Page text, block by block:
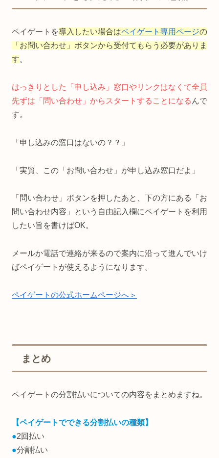
ペイゲートを導入したい場合はペイゲート専用ページの
「お問い合わせ」ボタンから受付てもらう必要がありま
す。
はっきりとした「申し込み」窓口やリンクはなくて全員
先ずは「問い合わせ」からスタートすることになる んで
す。
「申し込みの窓口はないの？？」
「実質、この「お問い合わせ」が申し込み窓口だよ」
「問い合わせ」ボタンを押したあと、下の方にある「お
問い合わせ内容」という自由記入欄にペイゲートを利用
したい旨を書けばOK。
メールか電話で連絡が来るので案内に沿って進んでいけ
ばペイゲートが使えるようになります。
ペイゲートの公式ホームページへ＞
まとめ
ペイゲートの分割払いについての内容をまとめますね。
【ペイゲートでできる分割払いの種類】
●2回払い
●分割払い